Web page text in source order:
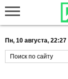
Пн, 10 августа, 22:27